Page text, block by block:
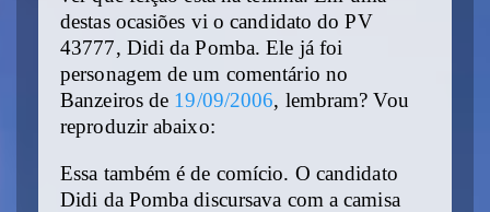
destas ocasiões vi o candidato do PV
43777, Didi da Pomba. Ele já foi
personagem de um comentário no
Banzeiros de 19/09/2006, lembram? Vou
reproduzir abaixo:
Essa também é de comício. O candidato
Didi da Pomba discursava com a camisa